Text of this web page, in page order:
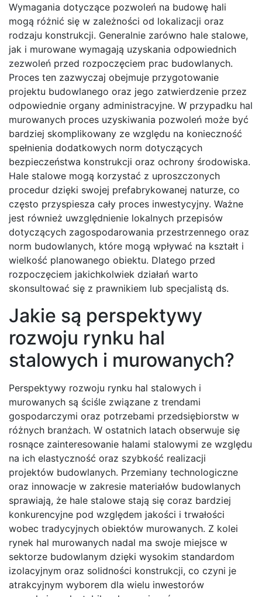
Wymagania dotyczące pozwoleń na budowę hali
mogą różnić się w zależności od lokalizacji oraz
rodzaju konstrukcji. Generalnie zarówno hale stalowe,
jak i murowane wymagają uzyskania odpowiednich
zezwoleń przed rozpoczęciem prac budowlanych.
Proces ten zazwyczaj obejmuje przygotowanie
projektu budowlanego oraz jego zatwierdzenie przez
odpowiednie organy administracyjne. W przypadku hal
murowanych proces uzyskiwania pozwoleń może być
bardziej skomplikowany ze względu na konieczność
spełnienia dodatkowych norm dotyczących
bezpieczeństwa konstrukcji oraz ochrony środowiska.
Hale stalowe mogą korzystać z uproszczonych
procedur dzięki swojej prefabrykowanej naturze, co
często przyspiesza cały proces inwestycyjny. Ważne
jest również uwzględnienie lokalnych przepisów
dotyczących zagospodarowania przestrzennego oraz
norm budowlanych, które mogą wpływać na kształt i
wielkość planowanego obiektu. Dlatego przed
rozpoczęciem jakichkolwiek działań warto
skonsultować się z prawnikiem lub specjalistą ds.
Jakie są perspektywy
rozwoju rynku hal
stalowych i murowanych?
Perspektywy rozwoju rynku hal stalowych i
murowanych są ściśle związane z trendami
gospodarczymi oraz potrzebami przedsiębiorstw w
różnych branżach. W ostatnich latach obserwuje się
rosnące zainteresowanie halami stalowymi ze względu
na ich elastyczność oraz szybkość realizacji
projektów budowlanych. Przemiany technologiczne
oraz innowacje w zakresie materiałów budowlanych
sprawiają, że hale stalowe stają się coraz bardziej
konkurencyjne pod względem jakości i trwałości
wobec tradycyjnych obiektów murowanych. Z kolei
rynek hal murowanych nadal ma swoje miejsce w
sektorze budowlanym dzięki wysokim standardom
izolacyjnym oraz solidności konstrukcji, co czyni je
atrakcyjnym wyborem dla wielu inwestorów